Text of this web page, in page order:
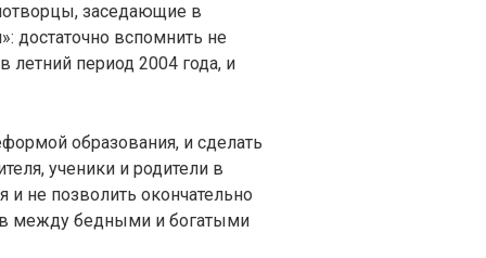
заседающие в
достаточно вспомнить не
летний период 2004 года, и
образования, и сделать
ученики и родители в
и не позволить окончательно
между бедными и богатыми